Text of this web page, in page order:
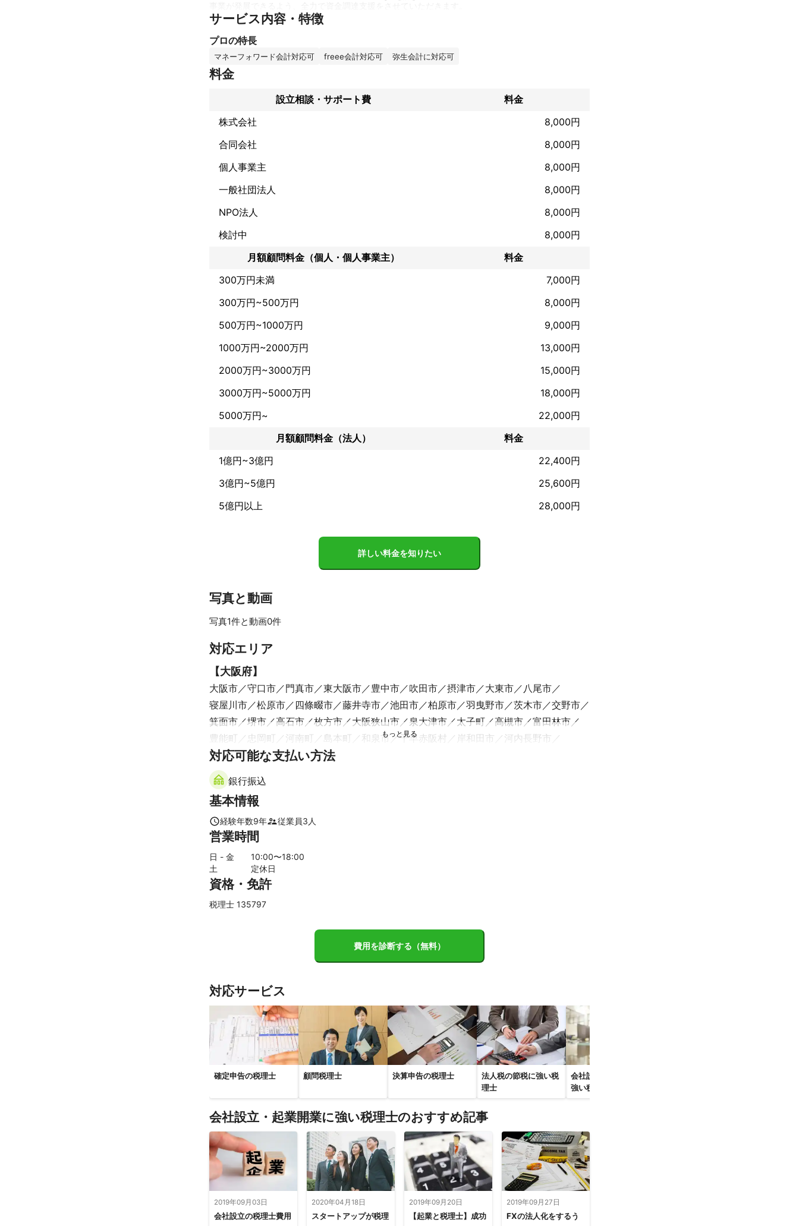
これまでの実績
税務調査においても追徴課税となった割合は5%未満と高品質を実現しています。
アピールポイント
30代と税理士業界で若手の公認会計士・税理士が代表の事務所ですので敷居が低く気軽に相談にいた
だけます。
また低価格のサービスを実現しているので、税理士報酬を安くに抑えたい事業者様向けの会計事務所
サービス内容・特徴
プロの特長
マネーフォワード会計対応可 freee会計対応可 弥生会計に対応可
料金
設立相談・サポート費
料金
株式会社
8,000円
合同会社
8,000円
個人事業主
8,000円
一般社団法人
8,000円
NPO法人
8,000円
検討中
8,000円
月額顧問料金（個人・個人事業主）
料金
300万円未満
7,000円
300万円~500万円
8,000円
500万円~1000万円
9,000円
1000万円~2000万円
13,000円
2000万円~3000万円
15,000円
3000万円~5000万円
18,000円
5000万円~
22,000円
月額顧問料金（法人）
料金
1億円~3億円
22,400円
3億円~5億円
25,600円
5億円以上
28,000円
詳しい料金を知りたい
写真と動画
写真1件と動画0件
対応エリア
【大阪府】
大阪市 守口市 門真市 東大阪市 豊中市 吹田市 摂津市 大東市
八尾市
寝屋川市
松原市 四條畷市 藤井寺市 池田市 柏原市 羽曳野市 茨木市
交野市
箕面市
堺市 高石市 枚方市 大阪狭山市 泉大津市 太子町 高槻市
富田林市
豊能町
忠岡町 河南町 島本町 和泉市 千早赤阪村 岸和田市
河内長野市
貝塚市
能勢町 熊取町 泉佐野市
【奈良県
平群町 三郷町
大和郡山市
橿原市
天理市 御所市
吉野町
下市町
【 和歌山県】
橋本市 九度山町
【京都府】
精華町 京田辺市
川西市 宝塚市 神戸市
対応可能な支払い方法
銀行振込
基本情報
経験年数9年 従業員3 人
営業時間
日 - 金 10:00〜18:00
土
定休日
資格・免許
税理士 135797
費用を診断する（無料）
対応サービス
確定申告の税理士 顧問税理士 決算申告の税理士
法人税の節税に強い税
理士
会社設立・起業開業に
強い税理士
会社設立・起業開業に強い税理士のおすすめ記事
2019年09月03日
会社設立の税理士費用
2020年04月18日
スタートアップが税理
2019年09月20日
【起業と税理士】成功
2019年09月27日
FXの法人化をするう